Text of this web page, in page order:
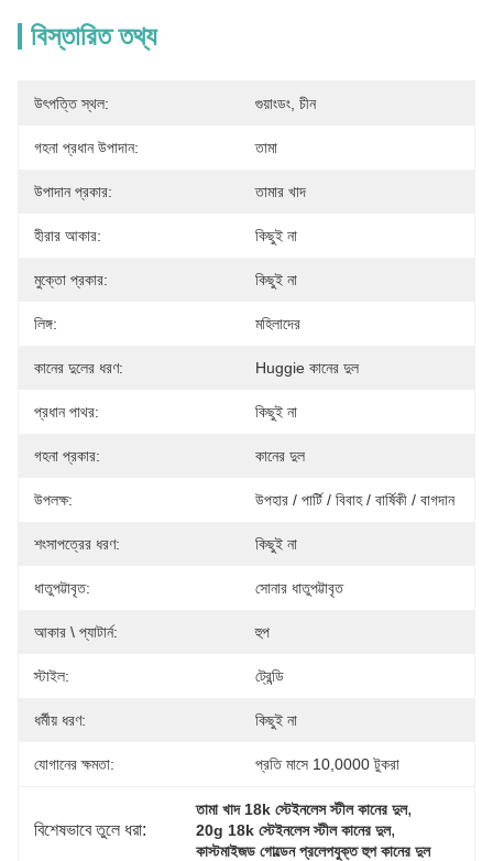
বিস্তারিত তথ্য
উৎপত্তি স্থল: গুয়াংডং, চীন
গহনা প্রধান উপাদান: তামা
উপাদান প্রকার: তামার খাদ
হীরার আকার: কিছুই না
মুক্তো প্রকার: কিছুই না
লিঙ্গ: মহিলাদের
কানের দুলের ধরণ: Huggie কানের দুল
প্রধান পাথর: কিছুই না
গহনা প্রকার: কানের দুল
উপলক্ষ: উপহার / পার্টি / বিবাহ / বার্ষিকী / বাগদান
শংসাপত্রের ধরণ: কিছুই না
ধাতুপট্টাবৃত: সোনার ধাতুপট্টাবৃত
আকার \ প্যাটার্ন: হুপ
স্টাইল: ট্রেন্ডি
ধর্মীয় ধরণ: কিছুই না
যোগানের ক্ষমতা: প্রতি মাসে 10,0000 টুকরা
বিশেষভাবে তুলে ধরা:
তামা খাদ 18k স্টেইনলেস স্টীল কানের দুল,
20g 18k স্টেইনলেস স্টীল কানের দুল,
কাস্টমাইজড গোল্ডেন প্রলেপযুক্ত হুপ কানের দুল